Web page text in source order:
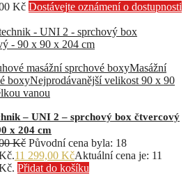
Kč Dostávejte oznámení o dostupnosti
masážní sprchové boxyMasážní
boxyNejprodávanější velikost 90 x 90
vanou
– UNI 2 – sprchový box čtvercový
x 204 cm
Kč Původní cena byla: 18
11 299,00 KčAktuální cena je: 11
Přidat do košíku